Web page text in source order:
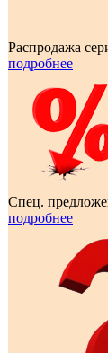
Распродажа
подробнее
Спец.
подробнее